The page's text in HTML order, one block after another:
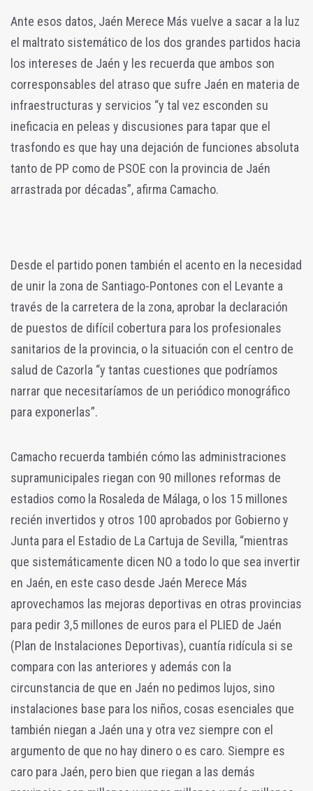
Ante esos datos, Jaén Merece Más vuelve a sacar a la luz
el maltrato sistemático de los dos grandes partidos hacia
los intereses de Jaén y les recuerda que ambos son
corresponsables del atraso que sufre Jaén en materia de
infraestructuras y servicios “y tal vez esconden su
ineficacia en peleas y discusiones para tapar que el
trasfondo es que hay una dejación de funciones absoluta
tanto de PP como de PSOE con la provincia de Jaén
arrastrada por décadas”, afirma Camacho.
Desde el partido ponen también el acento en la necesidad
de unir la zona de Santiago-Pontones con el Levante a
través de la carretera de la zona, aprobar la declaración
de puestos de difícil cobertura para los profesionales
sanitarios de la provincia, o la situación con el centro de
salud de Cazorla “y tantas cuestiones que podríamos
narrar que necesitaríamos de un periódico monográfico
para exponerlas”.
Camacho recuerda también cómo las administraciones
supramunicipales riegan con 90 millones reformas de
estadios como la Rosaleda de Málaga, o los 15 millones
recién invertidos y otros 100 aprobados por Gobierno y
Junta para el Estadio de La Cartuja de Sevilla, “mientras
que sistemáticamente dicen NO a todo lo que sea invertir
en Jaén, en este caso desde Jaén Merece Más
aprovechamos las mejoras deportivas en otras provincias
para pedir 3,5 millones de euros para el PLIED de Jaén
(Plan de Instalaciones Deportivas), cuantía ridícula si se
compara con las anteriores y además con la
circunstancia de que en Jaén no pedimos lujos, sino
instalaciones base para los niños, cosas esenciales que
también niegan a Jaén una y otra vez siempre con el
argumento de que no hay dinero o es caro. Siempre es
caro para Jaén, pero bien que riegan a las demás